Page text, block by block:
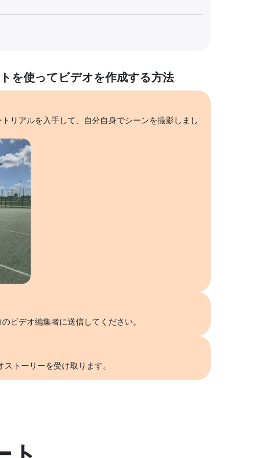
を使ってビデオを作成する方法
リアルを入手して、自分自身でシーンを撮影しまし
ビデオ編集者に送信してください。
トーリーを受け取ります。